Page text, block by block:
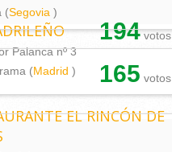
(Segovia )
194votos
Palanca nº 3
(Madrid ) 165 votos
EL RINCÓN DE